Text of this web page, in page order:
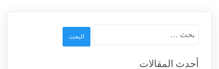
عن:
أحدث المقالات